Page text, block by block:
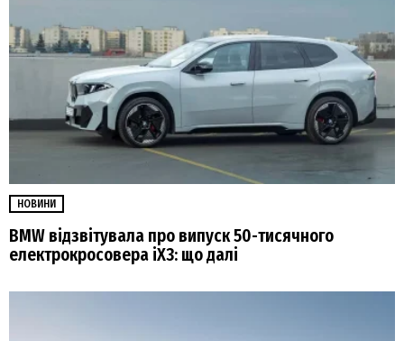
НОВИНИ
BMW відзвітувала про випуск 50-тисячного
електрокросовера iX3: що далі